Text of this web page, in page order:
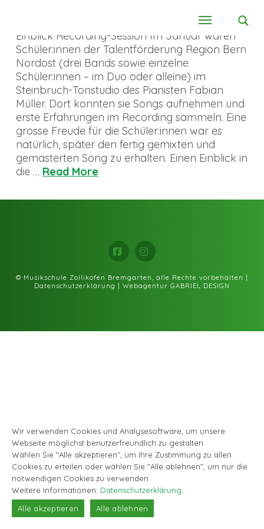
Einblick Recording-Session Im Januar waren
Schüler:innen der Talentförderung Region Bern
Nordost (drei Bands sowie einzelne
Schüler:innen – im Duo oder alleine) im
Steinbruch-Tonstudio des Pianisten Fabian
Müller. Dort konnten sie Songs aufnehmen und
erste Erfahrungen im Recording sammeln. Eine
grosse Freude für die Schüler:innen war es
natürlich, später den fertig gemixten und
gemasterten Song zu erhalten. Einen Einblick in
die … Read More
© Musikschule Zollikofen Bremgarten, alle Rechte vorbehalten |
Datenschutzerklärung
Webagentur GABRIEL DESIGN
Wir verwenden Cookies und Analysesoftware, um unsere
Webseite möglichst benutzerfreundlich zu gestalten.
Wählen Sie "Alle akzeptieren", um Ihre Zustimmung zu allen
Cookies zu erteilen oder wählen Sie "Alle ablehnen", um nur die
notwendigen Cookies zu verwenden.
Weitere Informationen: Datenschutzerklärung
Alle akzeptieren
Alle ablehnen